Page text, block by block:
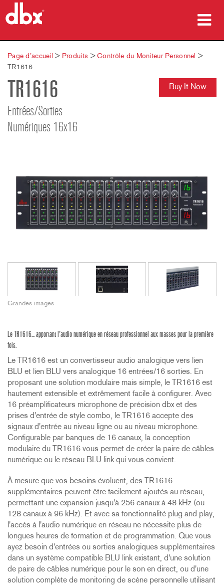
Produits
Où acheter
Formation
Langue/Région
Page d’accueil > Produits >Contrôle du Moniteur Personnel >
TR1616
TR1616
Entrées/Sorties
Numériques 16x16
Buy It Now
Grandes images
Le TR1616... apportant l'audio numérique en réseau professionnel aux masses pour la première
fois.
Le TR1616 est un convertisseur audio analogique vers lien
BLU et lien BLU vers analogique 16 entrées/16 sorties. En
proposant une solution modulaire mais simple, le TR1616 est
hautement extensible et extrêmement facile à configurer. Avec
16 préamplificateurs microphone de précision dbx et des
prises d'entrée de style combo, le TR1616 accepte des
signaux d'entrée au niveau ligne ou au niveau microphone.
Configurable par banques de 16 canaux, la conception
modulaire du TR1616 vous permet de créer la paire de câbles
numérique ou le réseau BLU link qui vous convient.
À mesure que vos besoins évoluent, des TR1616
supplémentaires peuvent être facilement ajoutés au réseau,
permettant une expansion jusqu'à 256 canaux à 48 kHz (ou
128 canaux à 96 kHz). Et avec sa fonctionnalité plug and play,
l'accès à l'audio numérique en réseau ne nécessite plus de
longues heures de formation et de programmation. Que vous
ayez besoin d'entrées ou sorties analogiques supplémentaires
dans un système compatible BLU link existant, d'une solution
de paire de câbles numérique pour le son en direct, ou d'une
solution complète de monitoring de scène personnelle utilisant